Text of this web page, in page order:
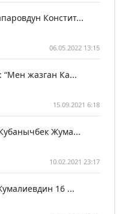
Констит...
06.05.2022 13:15
жазган Ка...
15.09.2021 6:18
Жума...
10.02.2021 23:17
16 ...